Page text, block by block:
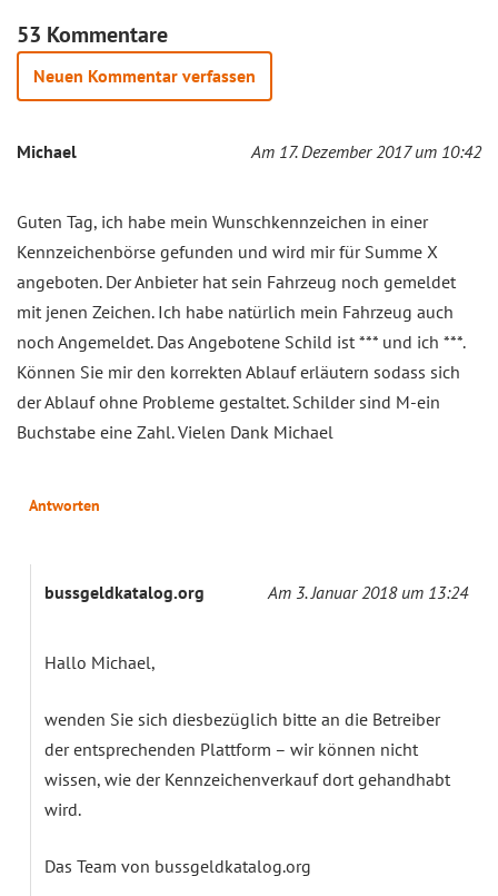
53 Kommentare
Neuen Kommentar verfassen
Michael Am 17. Dezember 2017 um 10:42
Guten Tag, ich habe mein Wunschkennzeichen in einer
Kennzeichenbörse gefunden und wird mir für Summe X
angeboten. Der Anbieter hat sein Fahrzeug noch gemeldet
mit jenen Zeichen. Ich habe natürlich mein Fahrzeug auch
noch Angemeldet. Das Angebotene Schild ist *** und ich ***.
Können Sie mir den korrekten Ablauf erläutern sodass sich
der Ablauf ohne Probleme gestaltet. Schilder sind M-ein
Buchstabe eine Zahl. Vielen Dank Michael
Antworten
bussgeldkatalog.org Am 3. Januar 2018 um 13:24
Hallo Michael,
wenden Sie sich diesbezüglich bitte an die Betreiber
der entsprechenden Plattform – wir können nicht
wissen, wie der Kennzeichenverkauf dort gehandhabt
wird.
Das Team von bussgeldkatalog.org